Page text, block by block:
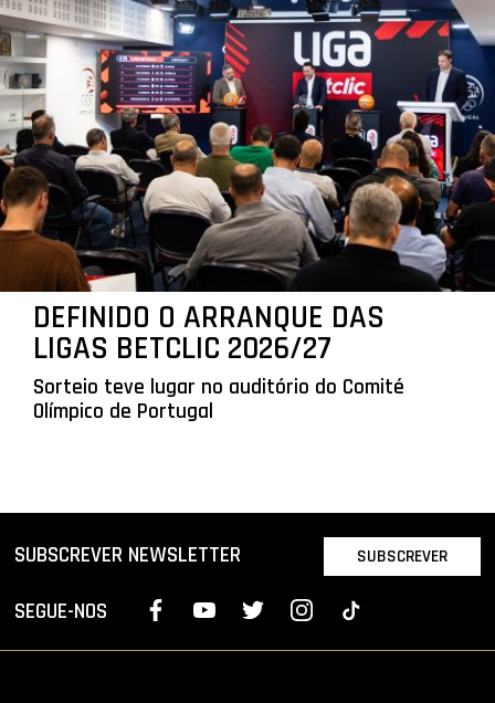
DEFINIDO O ARRANQUE DAS
LIGAS BETCLIC 2026/27
Sorteio teve lugar no auditório do Comité
Olímpico de Portugal
SUBSCREVER NEWSLETTER SUBSCREVER
SEGUE-NOS